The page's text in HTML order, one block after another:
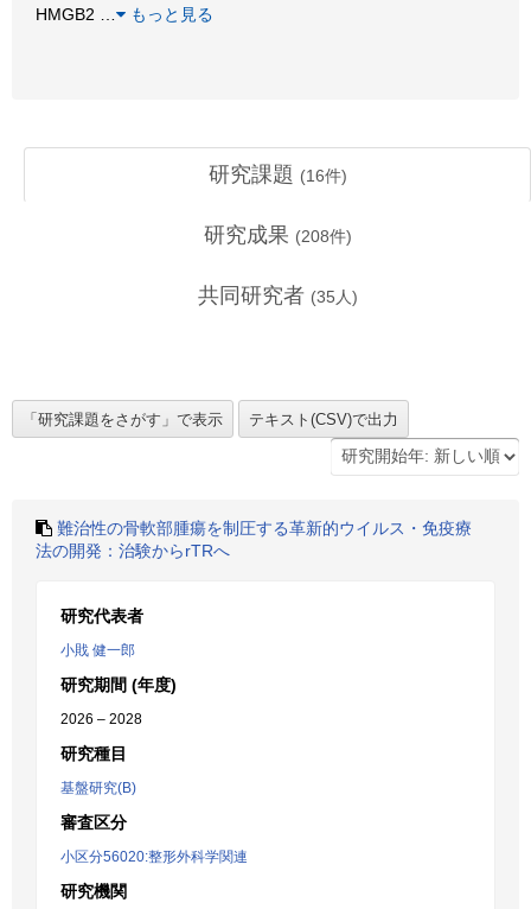
HMGB2 … もっと見る
研究課題 (16件)
研究成果 (208件)
共同研究者 (35 人)
難治性の骨軟部腫瘍を制圧する革新的ウイルス・免疫療
法の開発：治験からrTRへ
研究代表者
小戝 健一郎
研究期間 (年度)
2026 – 2028
研究種目
基盤研究(B)
審査区分
小区分56020:整形外科学関連
研究機関